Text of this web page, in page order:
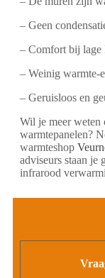
– Geen
– Comfort bij lage
– Weinig warmte-
– Geruisloos en
Wil je meer
warmtepanelen?
warmteshop
adviseurs staan
infrarood